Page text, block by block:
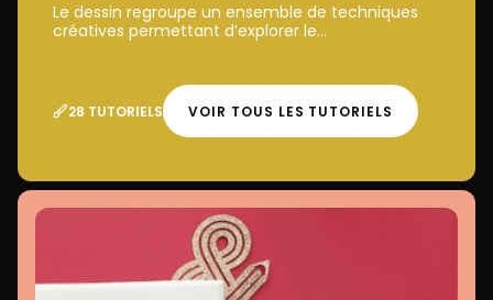
Le dessin regroupe un ensemble de techniques
créatives permettant d’explorer le...
28 TUTORIELS VOIR TOUS LES TUTORIELS